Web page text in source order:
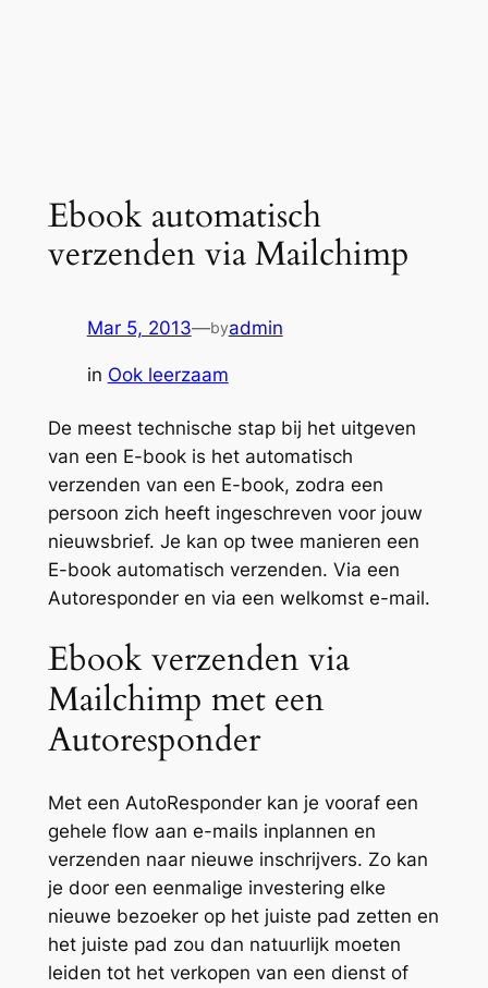
Ebook automatisch
verzenden via Mailchimp
Mar 5, 2013—byadmin
in Ook leerzaam
De meest technische stap bij het uitgeven
van een E-book is het automatisch
verzenden van een E-book, zodra een
persoon zich heeft ingeschreven voor jouw
nieuwsbrief. Je kan op twee manieren een
E-book automatisch verzenden. Via een
Autoresponder en via een welkomst e-mail.
Ebook verzenden via
Mailchimp met een
Autoresponder
Met een AutoResponder kan je vooraf een
gehele flow aan e-mails inplannen en
verzenden naar nieuwe inschrijvers. Zo kan
je door een eenmalige investering elke
nieuwe bezoeker op het juiste pad zetten en
het juiste pad zou dan natuurlijk moeten
leiden tot het verkopen van een dienst of